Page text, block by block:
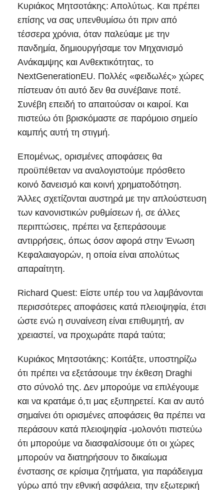
Κυριάκος Μητσοτάκης: Απολύτως. Και πρέπει
επίσης να σας υπενθυμίσω ότι πριν από
τέσσερα χρόνια, όταν παλεύαμε με την
πανδημία, δημιουργήσαμε τον Μηχανισμό
Ανάκαμψης και Ανθεκτικότητας, το
NextGenerationEU. Πολλές «φειδωλές» χώρες
πίστευαν ότι αυτό δεν θα συνέβαινε ποτέ.
Συνέβη επειδή το απαιτούσαν οι καιροί. Και
πιστεύω ότι βρισκόμαστε σε παρόμοιο σημείο
καμπής αυτή τη στιγμή.
Επομένως, ορισμένες αποφάσεις θα
προϋπέθεταν να αναλογιστούμε πρόσθετο
κοινό δανεισμό και κοινή χρηματοδότηση.
Άλλες σχετίζονται αυστηρά με την απλούστευση
των κανονιστικών ρυθμίσεων ή, σε άλλες
περιπτώσεις, πρέπει να ξεπεράσουμε
αντιρρήσεις, όπως όσον αφορά στην Ένωση
Κεφαλαιαγορών, η οποία είναι απολύτως
απαραίτητη.
Richard Quest: Είστε υπέρ του να λαμβάνονται
περισσότερες αποφάσεις κατά πλειοψηφία, έτσι
ώστε ενώ η συναίνεση είναι επιθυμητή, αν
χρειαστεί, να προχωράτε παρά ταύτα;
Κυριάκος Μητσοτάκης: Κοιτάξτε, υποστηρίζω
ότι πρέπει να εξετάσουμε την έκθεση Draghi
στο σύνολό της. Δεν μπορούμε να επιλέγουμε
και να κρατάμε ό,τι μας εξυπηρετεί. Και αν αυτό
σημαίνει ότι ορισμένες αποφάσεις θα πρέπει να
περάσουν κατά πλειοψηφία -μολονότι πιστεύω
ότι μπορούμε να διασφαλίσουμε ότι οι χώρες
μπορούν να διατηρήσουν το δικαίωμα
ένστασης σε κρίσιμα ζητήματα, για παράδειγμα
γύρω από την εθνική ασφάλεια, την εξωτερική